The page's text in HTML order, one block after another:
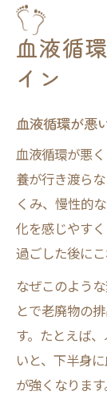
血液循
イン
血液循環が悪
血液循環が悪
養が行き渡ら
くみ、慢性的
化を感じやす
過ごした後に
なぜこのよう
とで老廃物の
す。たとえば
いと、下半身
が強くなりま